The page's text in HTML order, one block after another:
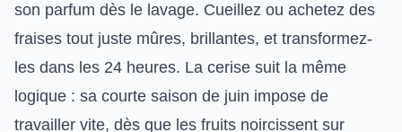
son parfum dès le lavage. Cueillez ou achetez des
fraises tout juste mûres, brillantes, et transformez-
les dans les 24 heures. La cerise suit la même
logique : sa courte saison de juin impose de
travailler vite, dès que les fruits noircissent sur